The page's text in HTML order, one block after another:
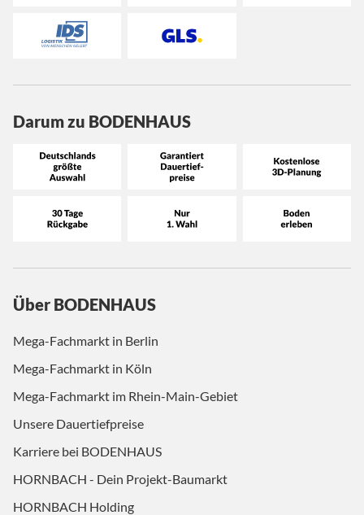
Darum zu BODENHAUS
Über BODENHAUS
Mega-Fachmarkt in Berlin
Mega-Fachmarkt in Köln
Mega-Fachmarkt im Rhein-Main-Gebiet
Unsere Dauertiefpreise
Karriere bei BODENHAUS
HORNBACH - Dein Projekt-Baumarkt
HORNBACH Holding